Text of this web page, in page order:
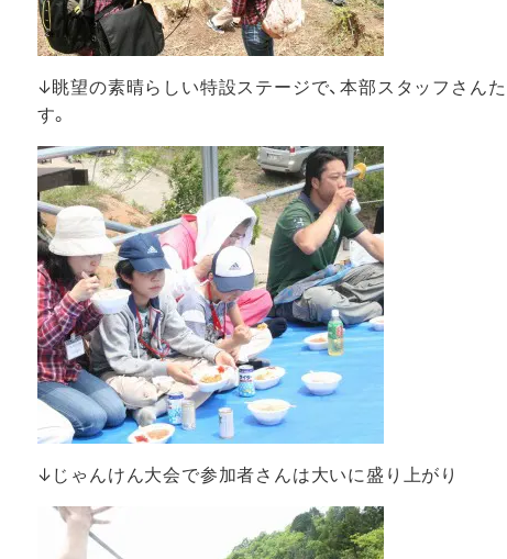
↓眺望の素晴らしい特設ステージで、本部スタッフさん
す。
↓じゃんけん大会で参加者さんは大いに盛り上がり